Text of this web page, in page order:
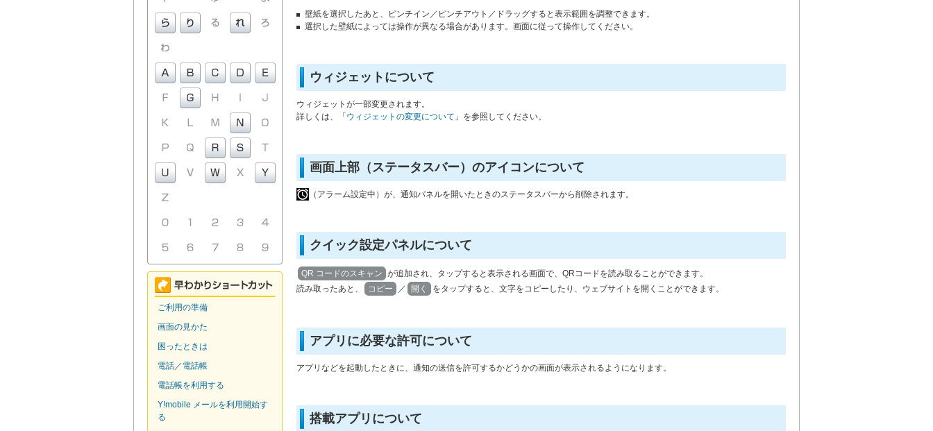
ご利用の準備
画面の見かた
困ったときは
電話／電話帳
電話帳を利用する
Y!mobile メールを利用開始す
る
壁紙を選択したあと、ピンチイン／ピンチアウト／ドラッグすると表示範囲を調整できます。
選択した壁紙によっては操作が異なる場合があります。画面に従って操作してください。
ウィジェットについて
ウィジェットが一部変更されます。
詳しくは、「 ウィジェットの変更について 」を参照してください。
画面上部（ステータスバー）のアイコンについて
（アラーム設定中）が、通知パネルを開いたときのステータスバーから削除されます。
クイック設定パネルについて
QR コードのスキャン が追加され、タップすると表示される画面で、QRコードを読み取ることができます。
読み取ったあと、
コピー ／ 開く をタップすると、文字をコピーしたり、ウェブサイトを開くことができます。
アプリに必要な許可について
アプリなどを起動したときに、通知の送信を許可するかどうかの画面が表示されるようになります。
搭載アプリについて